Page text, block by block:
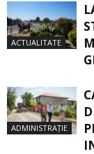
ACTUALITATE
ADMINISTRAȚIE